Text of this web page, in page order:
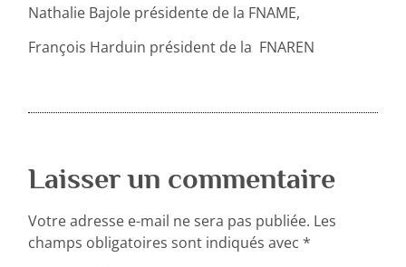
Nathalie Bajole présidente de la FNAME,
François Harduin président de la FNAREN
Laisser un commentaire
Votre adresse e-mail ne sera pas publiée. Les
champs obligatoires sont indiqués avec*